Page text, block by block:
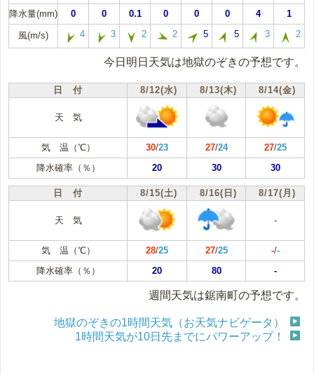
降水量(mm)
0 0 0.1 0 0 0 4 1
風(m/s) 4 3 2 2 5 5 3 2
今日明日天気は地獄のぞきの予想です。
日 付 8/12(水) 8/13(木) 8/14(金)
天 気
気 温（℃） 30/23 27/24 27/25
降水確率（％）
20 30 30
日 付 8/15(土) 8/16(日) 8/17(月)
天 気 -
気 温（℃） 28/25 27/25 -/-
降水確率（％）
20 80 -
週間天気は鋸南町の予想です。
地獄のぞきの1時間天気（お天気ナビゲータ）
1時間天気が10日先までにパワーアップ！